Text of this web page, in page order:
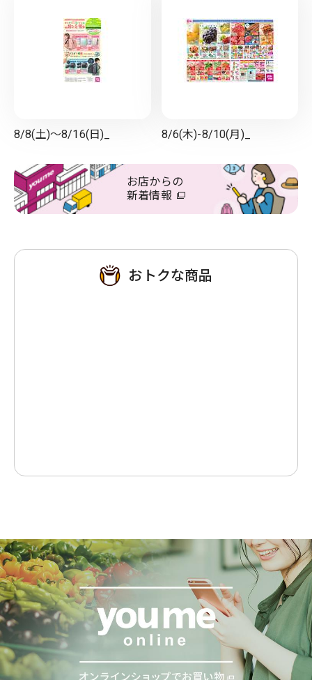
8/8(土)～8/16(日)_ 8/6(木)-8/10(月)_
お店からの
新着情報
おトクな商品